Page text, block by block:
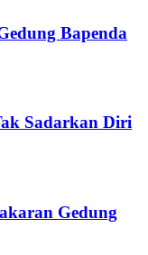
Bapenda
Sadarkan Diri
Gedung